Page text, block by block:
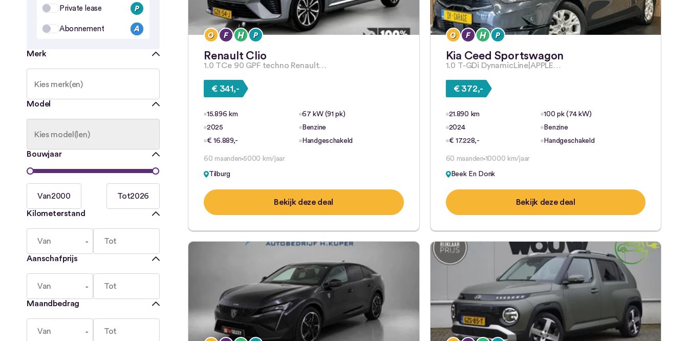
Private lease
Abonnement
Merk
Model
Bouwjaar
Van2000 Tot2026
Kilometerstand
Aanschafprijs
Maandbedrag
Renault Clio
1.0 TCe 90 GPF techno Renault…
€ 341,-
15.896 km
67 kW (91 pk)
2025
Benzine
€ 16.889,-
Handgeschakeld
60 maanden 5000 km/jaar
Tilburg
Bekijk deze deal
Kia Ceed Sportswagon
1.0 T-GDi DynamicLine|APPLE…
€ 372,-
21.890 km
100 pk (74 kW)
2024
Benzine
€ 17.228,-
Handgeschakeld
60 maanden 10000 km/jaar
Beek En Donk
Bekijk deze deal